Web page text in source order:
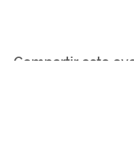
Compartir este